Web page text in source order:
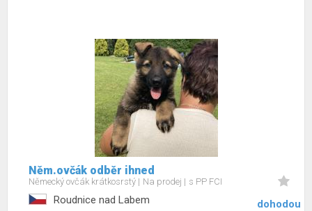
Něm.ovčák odběr ihned
Německý ovčák krátkosrstý Na prodej s PP FCI
Roudnice nad Labem dohodou